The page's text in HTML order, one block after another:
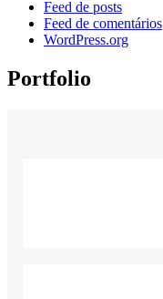
Feed de posts
Feed de comentários
WordPress.org
Portfolio